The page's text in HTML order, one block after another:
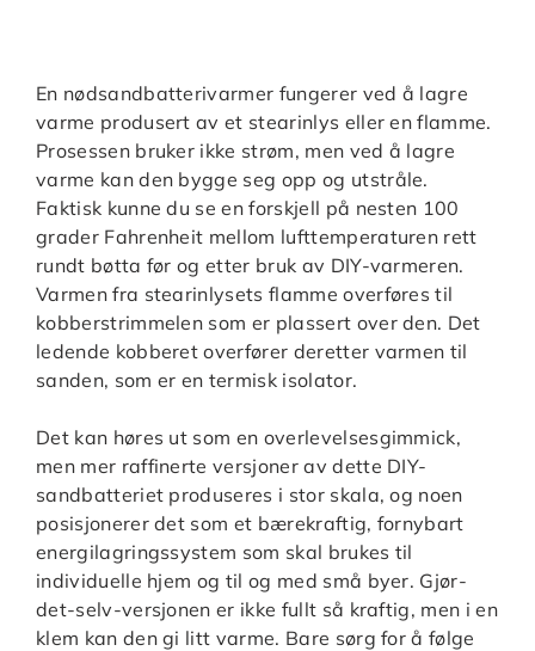
En nødsandbatterivarmer fungerer ved å lagre
varme produsert av et stearinlys eller en flamme.
Prosessen bruker ikke strøm, men ved å lagre
varme kan den bygge seg opp og utstråle.
Faktisk kunne du se en forskjell på nesten 100
grader Fahrenheit mellom lufttemperaturen rett
rundt bøtta før og etter bruk av DIY-varmeren.
Varmen fra stearinlysets flamme overføres til
kobberstrimmelen som er plassert over den. Det
ledende kobberet overfører deretter varmen til
sanden, som er en termisk isolator.
Det kan høres ut som en overlevelsesgimmick,
men mer raffinerte versjoner av dette DIY-
sandbatteriet produseres i stor skala, og noen
posisjonerer det som et bærekraftig, fornybart
energilagringssystem som skal brukes til
individuelle hjem og til og med små byer. Gjør-
det-selv-versjonen er ikke fullt så kraftig, men i en
klem kan den gi litt varme. Bare sørg for å følge